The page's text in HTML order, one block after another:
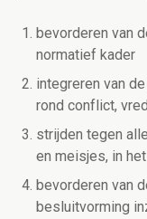
bevorderen van
normatief kader
integreren van
rond conflict,
strijden tegen
en meisjes, in
bevorderen van
besluitvorming